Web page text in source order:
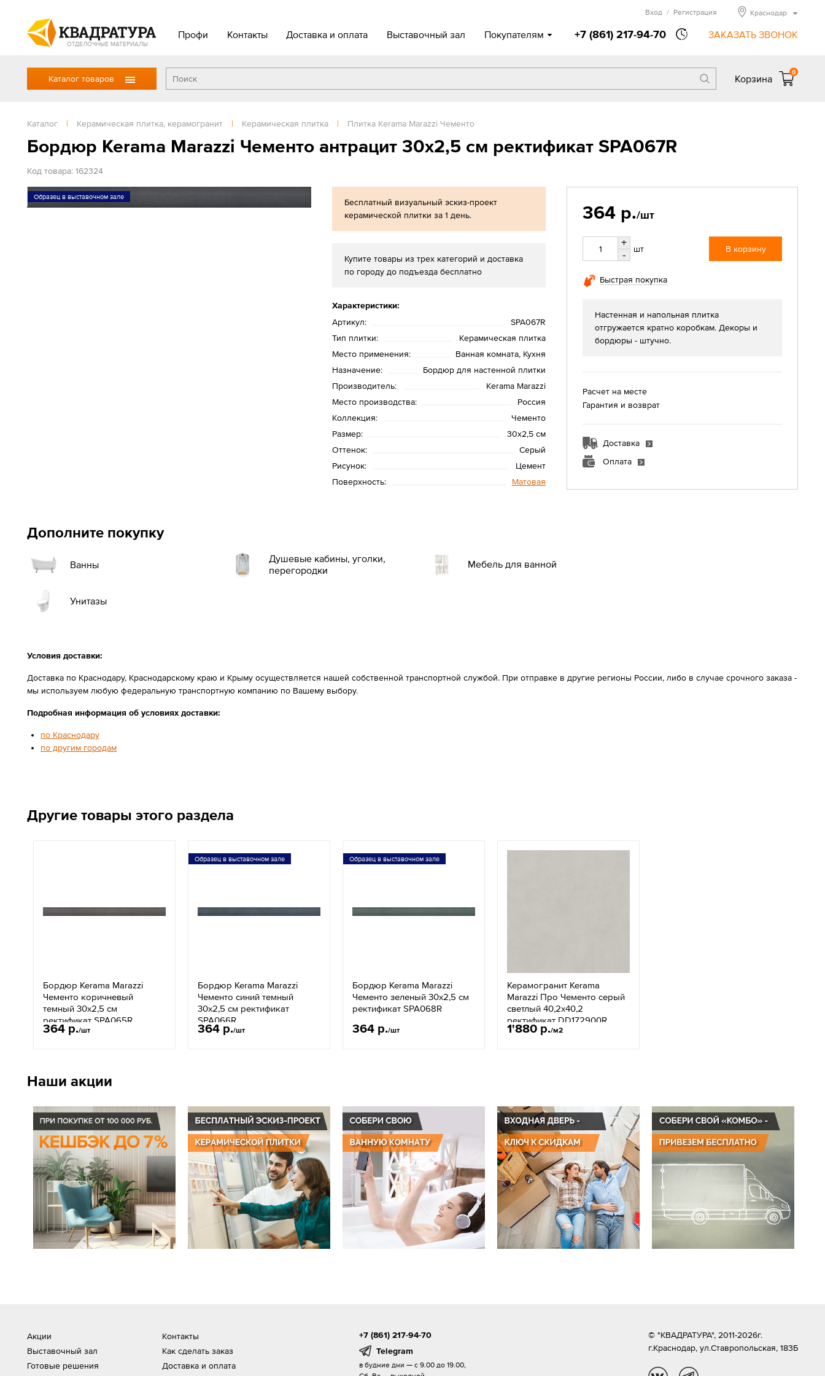
ОТДЕЛОЧНЫЕ МАТЕРИАЛЫ
Профи Контакты Доставка и оплата Выставочный зал Покупателям +7 (861) 217-94-70 ЗАКАЗАТЬ ЗВОНОК
Вход / Регистрация Краснодар
Каталог товаров Корзина
0
Каталог | Керамическая плитка, керамогранит | Керамическая плитка | Плитка Kerama Marazzi Чементо
Бордюр Kerama Marazzi Чементо антрацит 30х2,5 см ректификат SPA067R
Код товара: 162324
Образец в выставочном зале
Бесплатный визуальный эскиз-проект
керамической плитки за 1 день.
Купите товары из трех категорий и доставка
по городу до подъезда бесплатно
Характеристики:
Артикул:
SPA067R
Тип плитки:
Керамическая плитка
Место применения:
Ванная комната, Кухня
Назначение:
Бордюр для настенной плитки
Производитель:
Kerama Marazzi
Место производства:
Россия
Коллекция:
Чементо
Размер:
30х2,5 см
Оттенок:
Серый
Рисунок:
Цемент
Поверхность:
Матовая
364 р./шт
+
-
шт В корзину
Быстрая покупка
Настенная и напольная плитка
отгружается кратно коробкам. Декоры и
бордюры - штучно.
Расчет на месте
Гарантия и возврат
Доставка
Оплата
Дополните покупку
Ванны
Душевые кабины, уголки,
перегородки
Мебель для ванной
Унитазы
Условия доставки:
Доставка по Краснодару, Краснодарскому краю и Крыму осуществляется нашей собственной транспортной службой. При отправке в другие регионы России, либо в случае срочного заказа -
мы используем любую федеральную транспортную компанию по Вашему выбору.
Подробная информация об условиях доставки:
по Краснодару
по другим городам
Другие товары этого раздела
Бордюр Kerama Marazzi
Чементо коричневый
темный 30х2,5 см
ректификат SPA065R
364 р./шт
Образец в выставочном зале
Бордюр Kerama Marazzi
Чементо синий темный
30х2,5 см ректификат
SPA066R
364 р./шт
Образец в выставочном зале
Бордюр Kerama Marazzi
Чементо зеленый 30х2,5 см
ректификат SPA068R
364 р./шт
Керамогранит Kerama
Marazzi Про Чементо серый
светлый 40,2х40,2
ректификат DD172900R
1'880 р./м2
Наши акции
Акции
Выставочный зал
Готовые решения
Контакты
Как сделать заказ
Доставка и оплата
+7 (861) 217-94-70
Telegram
в будние дни — с 9.00 до 19.00,
© "КВАДРАТУРА", 2011-2026г.
г.Краснодар, ул.Ставропольская, 183Б